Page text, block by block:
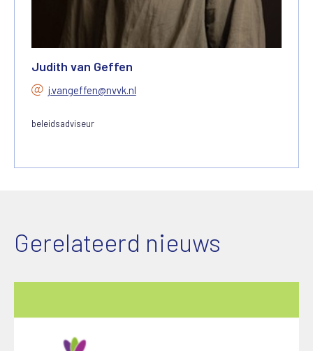
Judith van Geffen
j.vangeffen@nvvk.nl
beleidsadviseur
Gerelateerd nieuws